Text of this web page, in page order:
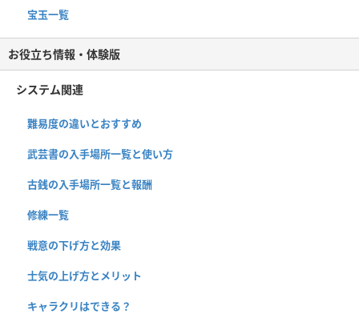
宝玉一覧
お役立ち情報・体験版
システム関連
難易度の違いとおすすめ
武芸書の入手場所一覧と使い方
古銭の入手場所一覧と報酬
修練一覧
戦意の下げ方と効果
士気の上げ方とメリット
キャラクリはできる？